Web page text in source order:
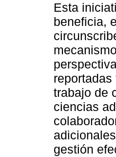
Esta
beneficia,
trabajo de
ciencias
gestión